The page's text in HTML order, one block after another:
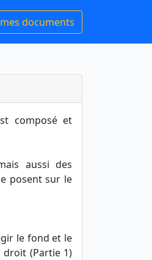
documents
composé et
aussi des
posent sur le
le fond et le
droit (Partie 1)